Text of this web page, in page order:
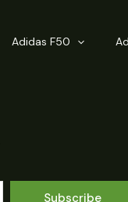
Adidas F50
Subscribe